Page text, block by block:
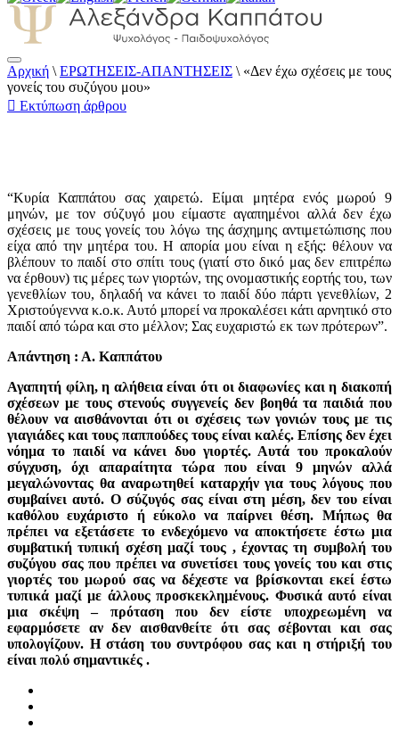
Αλεξάνδρα Καππάτου Ψυχολόγος –
Παιδοψυχολόγος
Αρχική \ ΕΡΩΤΗΣΕΙΣ-ΑΠΑΝΤΗΣΕΙΣ \ «Δεν έχω σχέσεις με τους
γονείς του συζύγου μου»
Εκτύπωση άρθρου
“Κυρία Καππάτου σας χαιρετώ. Είμαι μητέρα ενός μωρού 9
μηνών, με τον σύζυγό μου είμαστε αγαπημένοι αλλά δεν έχω
σχέσεις με τους γονείς του λόγω της άσχημης αντιμετώπισης που
είχα από την μητέρα του. Η απορία μου είναι η εξής: θέλουν να
βλέπουν το παιδί στο σπίτι τους (γιατί στο δικό μας δεν επιτρέπω
να έρθουν) τις μέρες των γιορτών, της ονομαστικής εορτής του, των
γενεθλίων του, δηλαδή να κάνει το παιδί δύο πάρτι γενεθλίων, 2
Χριστούγεννα κ.ο.κ. Αυτό μπορεί να προκαλέσει κάτι αρνητικό στο
παιδί από τώρα και στο μέλλον; Σας ευχαριστώ εκ των πρότερων”.
Απάντηση : Α. Καππάτου
Αγαπητή φίλη, η αλήθεια είναι ότι οι διαφωνίες και η διακοπή
σχέσεων με τους στενούς συγγενείς δεν βοηθά τα παιδιά που
θέλουν να αισθάνονται ότι οι σχέσεις των γονιών τους με τις
γιαγιάδες και τους παππούδες τους είναι καλές. Επίσης δεν έχει
νόημα το παιδί να κάνει δυο γιορτές. Αυτά του προκαλούν
σύγχυση, όχι απαραίτητα τώρα που είναι 9 μηνών αλλά
μεγαλώνοντας θα αναρωτηθεί καταρχήν για τους λόγους που
συμβαίνει αυτό. Ο σύζυγός σας είναι στη μέση, δεν του είναι
καθόλου ευχάριστο ή εύκολο να παίρνει θέση. Μήπως θα
πρέπει να εξετάσετε το ενδεχόμενο να αποκτήσετε έστω μια
συμβατική τυπική σχέση μαζί τους , έχοντας τη συμβολή του
συζύγου σας που πρέπει να συνετίσει τους γονείς του και στις
γιορτές του μωρού σας να δέχεστε να βρίσκονται εκεί έστω
τυπικά μαζί με άλλους προσκεκλημένους. Φυσικά αυτό είναι
μια σκέψη – πρόταση που δεν είστε υποχρεωμένη να
εφαρμόσετε αν δεν αισθανθείτε ότι σας σέβονται και σας
υπολογίζουν. Η στάση του συντρόφου σας και η στήριξή του
είναι πολύ σημαντικές .